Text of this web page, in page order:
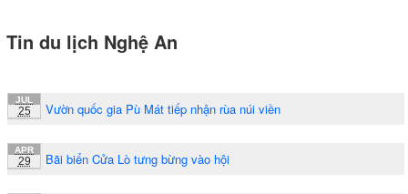
Tin du lịch Nghệ An
JUL
25 Vườn quốc gia Pù Mát tiếp nhận rùa núi viền
APR
29 Bãi biển Cửa Lò tưng bừng vào hội